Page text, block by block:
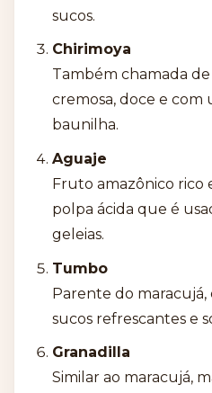
sucos.
Chirimoya
Também chamada
cremosa, doce e com
baunilha.
Aguaje
Fruto amazônico rico
polpa ácida que é
geleias.
Tumbo
Parente do
sucos refrescantes e
Granadilla
Similar ao maracujá,